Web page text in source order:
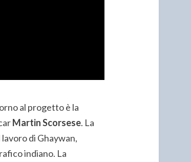
al progetto è la
Martin Scorsese. La
di Ghaywan,
indiano. La